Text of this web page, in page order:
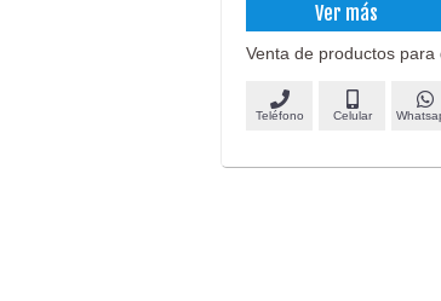
Ver más
Venta de productos
Teléfono Celular